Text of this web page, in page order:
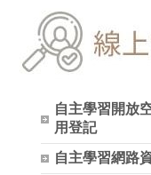
自主學習開放
用登記
自主學習網路